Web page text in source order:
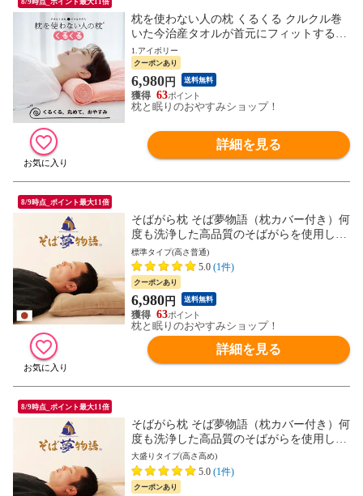
枕を使わない人の枕 くるくる クルクル巻
いた今治産タオルが首元にフィットする超
低めのタオル枕 クルクル枕 タオル 今治 首
フィット 首元 支える 枕 低め 低い 低めの
枕 プレゼント ギフト おすすめ 人気 タオ
ル枕 まくら 吸水 仰向け
1.アイボリー
クーポンあり
6,980円 送料無料
63
枕と眠りのおやすみショップ！
詳細を見る
8/9時点_ポイント最大11倍
そばがら枕 そば夢物語（枕カバー付き）何
度も洗浄した高品質のそばがらを使用した
そばがら好きのための枕 まくら そば殻 洗
える 硬め 固め かため 高め 高い 低め 低い
固めの枕 涼感 夏 そばから 蕎麦殻 日本製
おすすめ 高級
標準タイプ(高さ普通)
5.0 (1件)
クーポンあり
6,980円 送料無料
63
枕と眠りのおやすみショップ！
詳細を見る
8/9時点_ポイント最大11倍
そばがら枕 そば夢物語（枕カバー付き）何
度も洗浄した高品質のそばがらを使用した
そばがら好きのための枕 まくら そば殻 洗
える 硬め 固め かため 高め 高い 低め 低い
固めの枕 涼感 夏 そばから 蕎麦殻 日本製
大盛りタイプ(高さ高め)
5.0 (1件)
クーポンあり